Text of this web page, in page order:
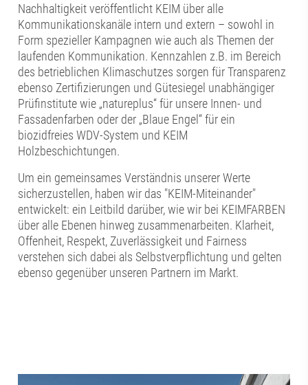
Nachhaltigkeit veröffentlicht KEIM über alle
Kommunikationskanäle intern und extern – sowohl in
Form spezieller Kampagnen wie auch als Themen der
laufenden Kommunikation. Kennzahlen z.B. im Bereich
des betrieblichen Klimaschutzes sorgen für Transparenz
ebenso Zertifizierungen und Gütesiegel unabhängiger
Prüfinstitute wie „natureplus“ für unsere Innen- und
Fassadenfarben oder der „Blaue Engel“ für ein
biozidfreies WDV-System und KEIM
Holzbeschichtungen.
Um ein gemeinsames Verständnis unserer Werte
sicherzustellen, haben wir das "KEIM-Miteinander"
entwickelt: ein Leitbild darüber, wie wir bei KEIMFARBEN
über alle Ebenen hinweg zusammenarbeiten. Klarheit,
Offenheit, Respekt, Zuverlässigkeit und Fairness
verstehen sich dabei als Selbstverpflichtung und gelten
ebenso gegenüber unseren Partnern im Markt.